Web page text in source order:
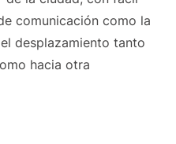
comunicación como la
desplazamiento tanto
hacia otra